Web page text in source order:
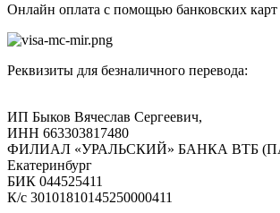
Онлайн оплата с помощью банковских
Реквизиты для безналичного перевода:
ИП Быков Вячеслав Сергеевич,
ИНН 663303817480
ФИЛИАЛ «УРАЛЬСКИЙ» БАНКА ВТБ
Екатеринбург
БИК 044525411
К/с 30101810145250000411